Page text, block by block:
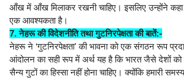
आँख में आँख मिलाकर रखनी चाहिए। इसलिए उन्होंने कहा
एक आवश्यकता है।
7. नेहरू की विदेशनीति तथा गुटनिरपेक्षता की बातें:-
नेहरू ने ‘गुटनिरपेक्षता' की भावना को एक संगठन रूप
आंदोलन का सही रूप में अर्थ यह है कि भारत जैसे देशों को
सैन्य गुटों का हिस्सा नहीं होना चाहिए। क्योंकि हमारी